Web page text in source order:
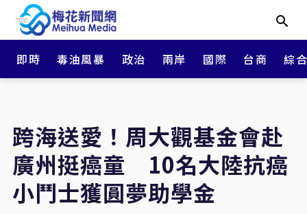
即時 毒油風暴 政治 兩岸 國際 台商 綜
跨海送愛！周大觀基金會赴
廣州挺癌童 10名大陸抗癌
小鬥士獲圓夢助學金